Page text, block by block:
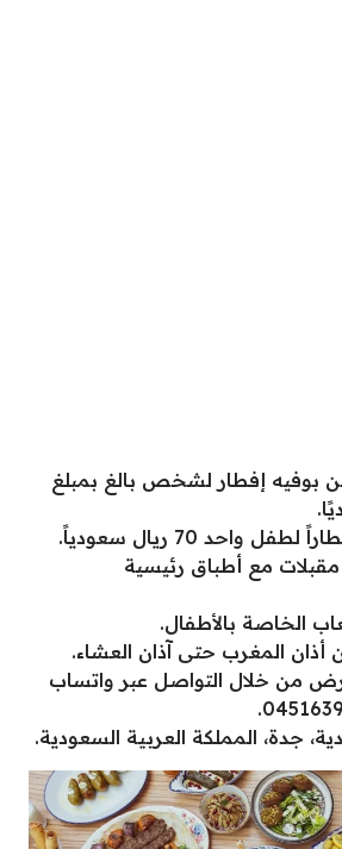
بوفيه إفطار لشخص بالغ بمبلغ
واحد 70 ريال سعودياً.
مع أطباق رئيسية
الخاصة بالأطفال.
المغرب حتى آذان العشاء.
من خلال التواصل عبر واتساب
جدة، المملكة العربية السعودية.